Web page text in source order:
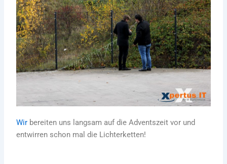
Wir bereiten uns langsam auf die Adventszeit vor und
entwirren schon mal die Lichterketten!